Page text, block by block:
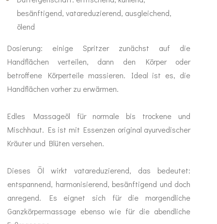
besänftigend, vatareduzierend, ausgleichend,
ölend
Dosierung: einige Spritzer zunächst auf die
Handflächen verteilen, dann den Körper oder
betroffene Körperteile massieren. Ideal ist es, die
Handflächen vorher zu erwärmen.
Edles Massageöl für normale bis trockene und
Mischhaut. Es ist mit Essenzen original ayurvedischer
Kräuter und Blüten versehen.
Dieses Öl wirkt vatareduzierend, das bedeutet:
entspannend, harmonisierend, besänftigend und doch
anregend. Es eignet sich für die morgendliche
Ganzkörpermassage ebenso wie für die abendliche
Abwehr stärken
Mood Balance
Ayurveda
MA-Produkte
Gewürze
Tees
Duft
Sinn